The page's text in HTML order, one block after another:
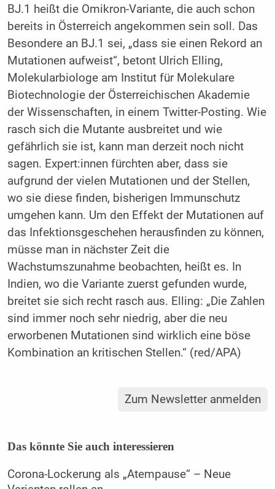
BJ.1 heißt die Omikron-Variante, die auch schon
bereits in Österreich angekommen sein soll. Das
Besondere an BJ.1 sei, „dass sie einen Rekord an
Mutationen aufweist“, betont Ulrich Elling,
Molekularbiologe am Institut für Molekulare
Biotechnologie der Österreichischen Akademie
der Wissenschaften, in einem Twitter-Posting. Wie
rasch sich die Mutante ausbreitet und wie
gefährlich sie ist, kann man derzeit noch nicht
sagen. Expert:innen fürchten aber, dass sie
aufgrund der vielen Mutationen und der Stellen,
wo sie diese finden, bisherigen Immunschutz
umgehen kann. Um den Effekt der Mutationen auf
das Infektionsgeschehen herausfinden zu können,
müsse man in nächster Zeit die
Wachstumszunahme beobachten, heißt es. In
Indien, wo die Variante zuerst gefunden wurde,
breitet sie sich recht rasch aus. Elling: „Die Zahlen
sind immer noch sehr niedrig, aber die neu
erworbenen Mutationen sind wirklich eine böse
Kombination an kritischen Stellen.“ (red/APA)
Zum Newsletter anmelden
Das könnte Sie auch interessieren
Corona-Lockerung als „Atempause“ – Neue